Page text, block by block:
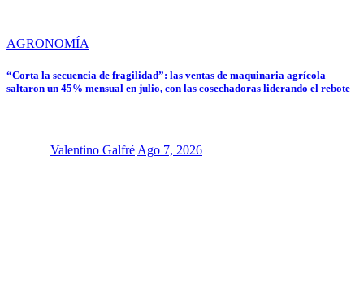
AGRONOMÍA
“Corta la secuencia de fragilidad”: las ventas de maquinaria agrícola
saltaron un 45% mensual en julio, con las cosechadoras liderando el rebote
Valentino Galfré Ago 7, 2026